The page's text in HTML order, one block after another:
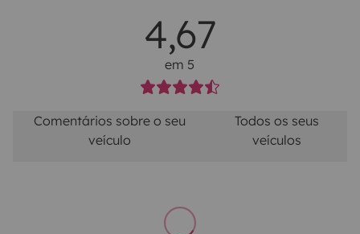
4,67
em 5
Comentários sobre o seu
veículo
Todos os seus
veículos